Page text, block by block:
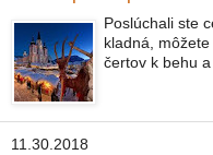
Poslúchali ste
kladná,
čertov k behu
11.30.2018